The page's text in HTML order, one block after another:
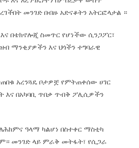
መንገድ በብዙ አድናቆትን አትርፎላታል ።
እና በቴክኖሎጂ ስመጥር የሆነችው ሲንጋፖር፣
ማንቂያዎችን እና ህጎችን ተግባራዊ
አረንጓዴ ቦታዎቿ የምትጠቀሰው ሀገር
እና በአካባቢ ጥበቃ ጥብቅ ፖሊሲዎችን
ለሕክምና ዓላማ ካልሆነ በስተቀር ማስቲካ
መንገድ ላይ ምራቅ መትፋት፣ የሲጋራ